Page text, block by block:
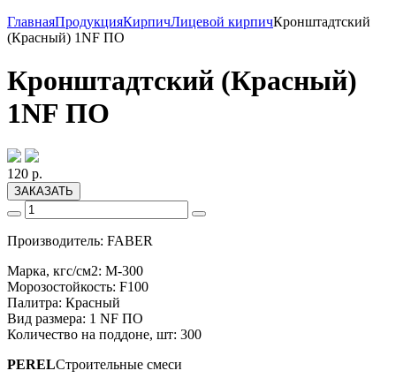
ГлавнаяПродукцияКирпичЛицевой кирпичКронштадтский
(Красный) 1NF ПО
Кронштадтский (Красный)
1NF ПО
120 р.
ЗАКАЗАТЬ
Производитель: FABER
Марка, кгс/см2: M-300
Морозостойкость: F100
Палитра: Красный
Вид размера: 1 NF ПО
Количество на поддоне, шт: 300
PERELСтроительные смеси